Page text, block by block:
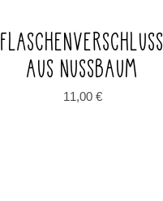
FLASCHENVERSCHLUSS
AUS NUSSBAUM
11,00 €